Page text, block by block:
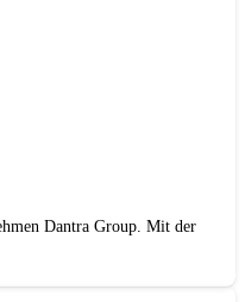
Dantra Group. Mit der